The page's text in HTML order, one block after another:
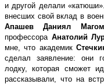
и другой делали
внесших свой вклад в
Апашев Даниял
профессора Анатолий
мне, что академик
сделал заявление: они
лодку, которая сможет
рассказывали, что на